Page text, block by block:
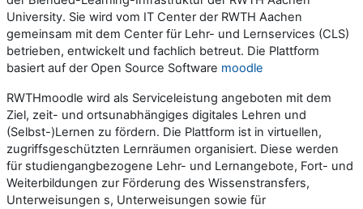
University. Sie wird vom IT Center der RWTH Aachen
gemeinsam mit dem Center für Lehr- und Lernservices (CLS)
betrieben, entwickelt und fachlich betreut. Die Plattform
basiert auf der Open Source Software moodle
RWTHmoodle wird als Serviceleistung angeboten mit dem
Ziel, zeit- und ortsunabhängiges digitales Lehren und
(Selbst-)Lernen zu fördern. Die Plattform ist in virtuellen,
zugriffsgeschützten Lernräumen organisiert. Diese werden
für studiengangbezogene Lehr- und Lernangebote, Fort- und
Weiterbildungen zur Förderung des Wissenstransfers,
Unterweisungen s, Unterweisungen sowie für